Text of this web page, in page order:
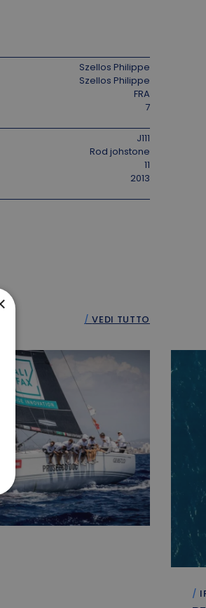
Szellos Philippe
Szellos Philippe
FRA
7
J111
Rod johstone
11
2013
VEDI TUTTO